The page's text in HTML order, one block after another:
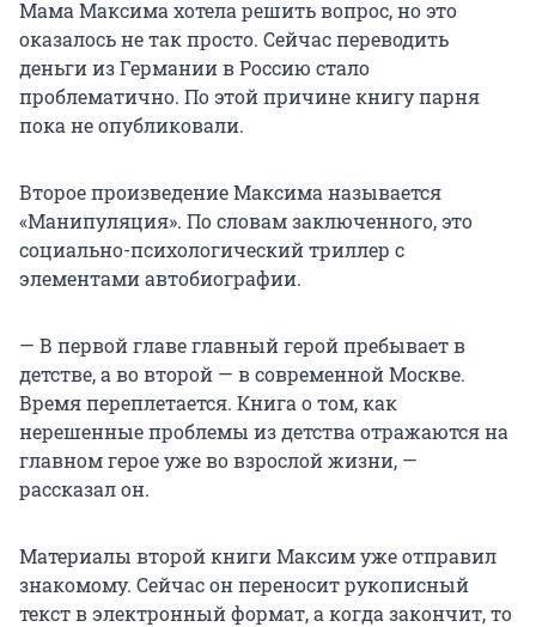
Мама Максима хотела решить вопрос, но это
оказалось не так просто. Сейчас переводить
деньги из Германии в Россию стало
проблематично. По этой причине книгу парня
пока не опубликовали.
Второе произведение Максима называется
«Манипуляция». По словам заключенного, это
социально-психологический триллер с
элементами автобиографии.
— В первой главе главный герой пребывает в
детстве, а во второй — в современной Москве.
Время переплетается. Книга о том, как
нерешенные проблемы из детства отражаются на
главном герое уже во взрослой жизни, —
рассказал он.
Материалы второй книги Максим уже отправил
знакомому. Сейчас он переносит рукописный
текст в электронный формат, а когда закончит, то